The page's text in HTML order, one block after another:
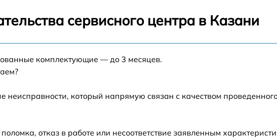
сервисного центра в Казани
комплектующие — до 3 месяцев.
неисправности, который напрямую связан с качеством
отказ в работе или несоответствие заявленным